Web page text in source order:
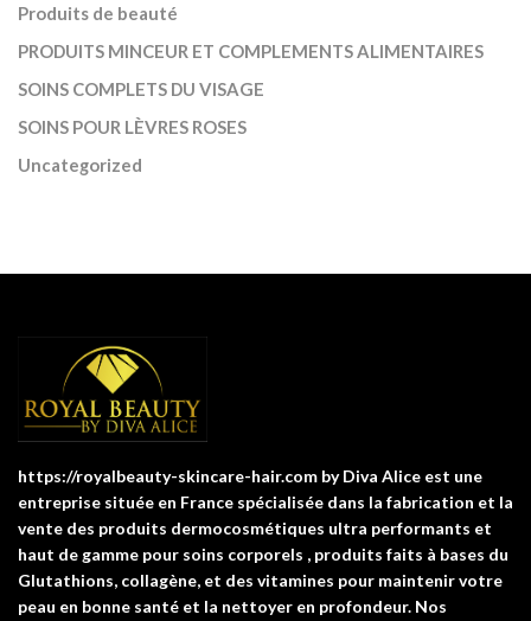
Produits de beauté
PRODUITS MINCEUR ET COMPLEMENTS ALIMENTAIRES
SOINS COMPLETS DU VISAGE
SOINS POUR LÈVRES ROSES
Uncategorized
https://royalbeauty-skincare-hair.com by Diva Alice est une
entreprise située en France spécialisée dans la fabrication et la
vente des produits dermocosmétiques ultra performants et
haut de gamme pour soins corporels , produits faits à bases du
Glutathions, collagène, et des vitamines pour maintenir votre
peau en bonne santé et la nettoyer en profondeur. Nos